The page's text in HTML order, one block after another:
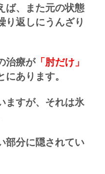
ば、また元の状態
り返しにうんざり
治療が「肘だけ」
あります。
ますが、それは氷
部分に隠されてい